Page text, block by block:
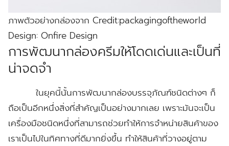
ภาพตัวอย่างกล่องจาก Credit:packagingoftheworld
Design: Onfire Design
การพัฒนากล่องครีมให้โดดเด่นและเป็นที่
น่าจดจำ
ในยุคนี้นั้นการพัฒนากล่องบรรจุภัณฑ์ชนิดต่างๆ ก็
ถือเป็นอีกหนึ่งสิ่งที่สำคัญเป็นอย่างมากเลย เพราะมันจะเป็น
เครื่องมือชนิดหนึ่งที่สามารถช่วยทำให้การจำหน่ายสินค้าของ
เราเป็นไปในทิศทางที่ดีมากยิ่งขึ้น ทำให้สินค้าที่วางอยู่ตาม